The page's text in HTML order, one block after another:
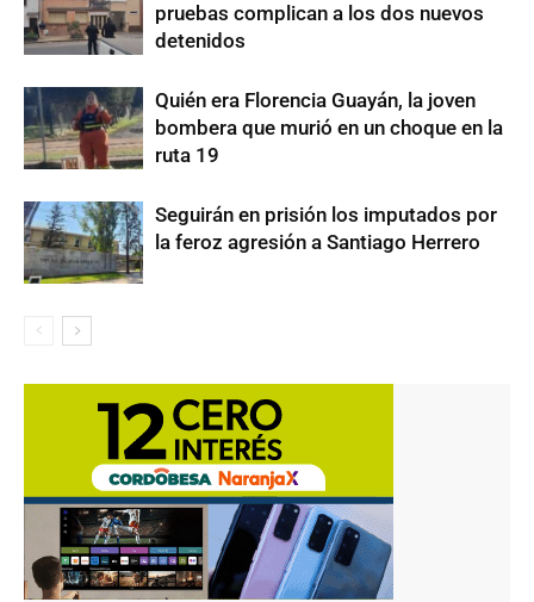
pruebas complican a los dos nuevos
detenidos
Quién era Florencia Guayán, la joven
bombera que murió en un choque en la
ruta 19
Seguirán en prisión los imputados por
la feroz agresión a Santiago Herrero